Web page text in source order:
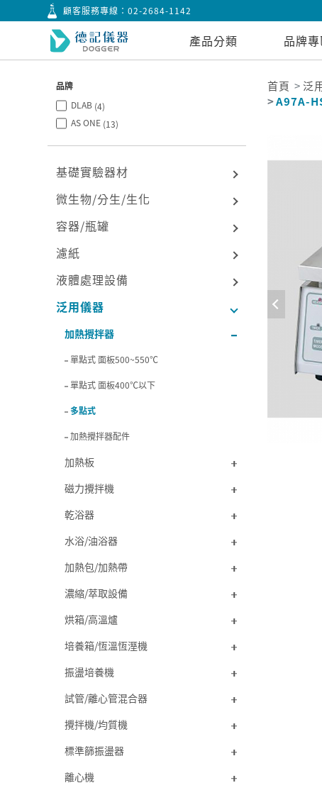
顧客服務專線：02-2684-1142
產品分類 品牌專
品牌
DLAB (4)
AS ONE (13)
基礎實驗器材
微生物/分生/生化
容器/瓶罐
濾紙
液體處理設備
泛用儀器
加熱攪拌器
單點式 面板500~550℃
單點式 面板400℃以下
多點式
加熱攪拌器配件
加熱板
磁力攪拌機
乾浴器
水浴/油浴器
加熱包/加熱帶
濃縮/萃取設備
烘箱/高溫爐
培養箱/恆溫恆溼機
振盪培養機
試管/離心管混合器
攪拌機/均質機
標準篩振盪器
離心機
首頁 泛
A97A-